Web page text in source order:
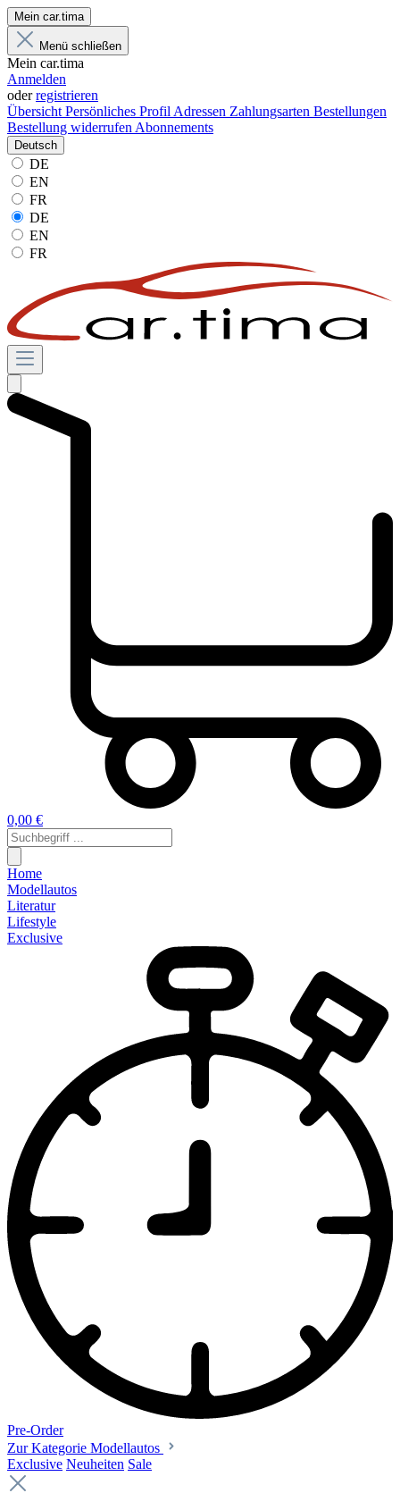
Mein car.tima
Menü schließen
Mein car.tima
Anmelden
oderregistrieren
Übersicht Persönliches Profil Adressen Zahlungsarten Bestellungen
Bestellung widerrufen Abonnements
Deutsch
DE
EN
FR
DE
EN
FR
0,00 €
Home
Modellautos
Literatur
Lifestyle
Exclusive
Pre-Order
Zur Kategorie Modellautos
Exclusive Neuheiten Sale